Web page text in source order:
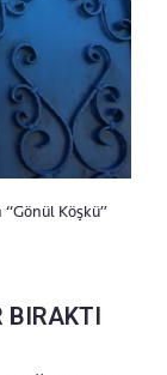
“Gönül Köşkü”
BIRAKTI